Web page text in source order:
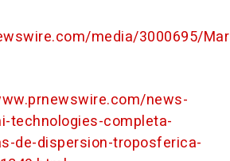
media/3000695/
news-
technologies-completa-
de-dispersion-troposferica-